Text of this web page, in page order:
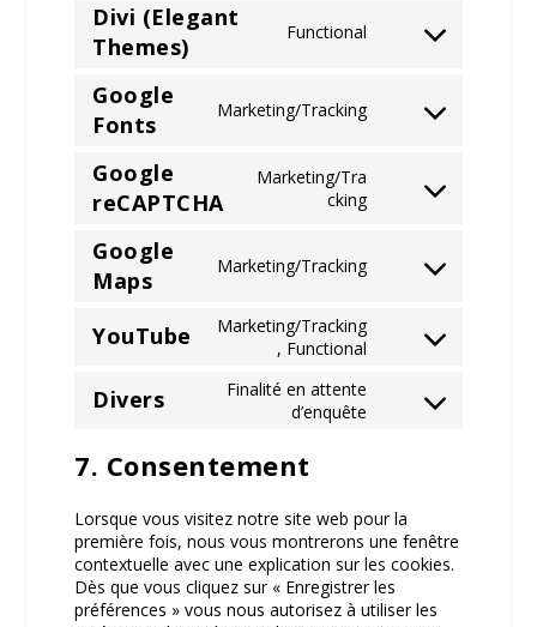
service
wordpress
Divi (Elegant
Themes)
Functional
Consent
Google
Fonts
Marketing/Tracking
Consent
google-
Google
reCAPTCHA
Marketing/Tra
cking
Consent
google-
Google
Maps
Marketing/Tracking
Consent
google-
YouTube
Marketing/Tracking
, Functional
Consent
service
youtube
Divers
Finalité en attente
d’enquête
Consent
7. Consentement
Lorsque vous visitez notre site web pour la
première fois, nous vous montrerons une fenêtre
contextuelle avec une explication sur les cookies.
Dès que vous cliquez sur « Enregistrer les
préférences » vous nous autorisez à utiliser les